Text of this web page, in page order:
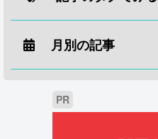
月別の記事
PR